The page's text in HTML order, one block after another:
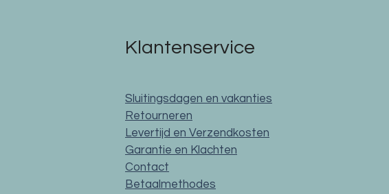
Klantenservice
Sluitingsdagen en vakanties
Retourneren
Levertijd en Verzendkosten
Garantie en Klachten
Contact
Betaalmethodes